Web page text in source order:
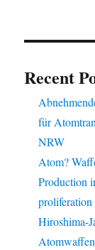
Recent
für
NRW
Atom?
Production
proliferation
Hiroshima-